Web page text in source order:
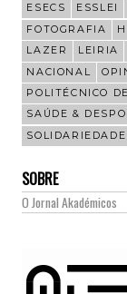
ESECS
ESSLEI
FOTOGRAFIA
LAZER
LEIRIA
NACIONAL
POLITÉCNICO
SAÚDE &
SOLIDARIEDADE
SOBRE
O Jornal Akadémicos